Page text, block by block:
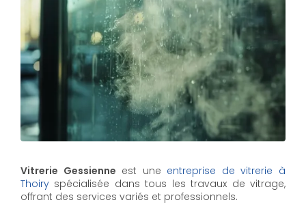
Vitrerie Gessienne est une entreprise de vitrerie à
Thoiry spécialisée dans tous les travaux de vitrage,
offrant des services variés et professionnels.